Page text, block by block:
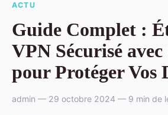
ACTU
Guide Complet :
VPN Sécurisé
pour Protéger Vos
admin — 29 octobre 2024 — 9 min de